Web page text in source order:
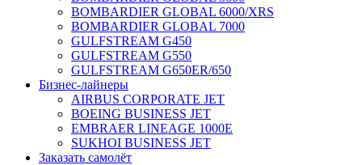
BOMBARDIER GLOBAL 6000/XRS
BOMBARDIER GLOBAL 7000
GULFSTREAM G450
GULFSTREAM G550
GULFSTREAM G650ER/650
Бизнес-лайнеры
AIRBUS CORPORATE JET
BOEING BUSINESS JET
EMBRAER LINEAGE 1000E
SUKHOI BUSINESS JET
Заказать самолёт